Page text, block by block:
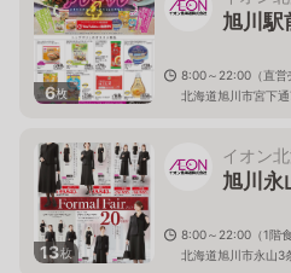
6枚
旭川駅
8:00～22:00（直営
北海道旭川市宮下
13枚
イオン
旭川永
8:00～22:00（1階食
北海道旭川市永山3